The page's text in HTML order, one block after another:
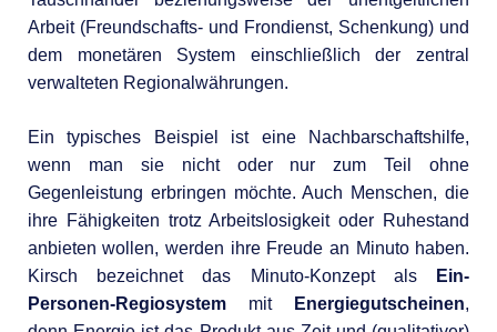
Arbeit (Freundschafts- und Frondienst, Schenkung) und
dem monetären System einschließlich der zentral
verwalteten Regionalwährungen.
Ein typisches Beispiel ist eine Nachbarschaftshilfe,
wenn man sie nicht oder nur zum Teil ohne
Gegenleistung erbringen möchte. Auch Menschen, die
ihre Fähigkeiten trotz Arbeitslosigkeit oder Ruhestand
anbieten wollen, werden ihre Freude an Minuto haben.
Kirsch bezeichnet das Minuto-Konzept als
Ein-
Personen-Regiosystemmit Energiegutscheinen,